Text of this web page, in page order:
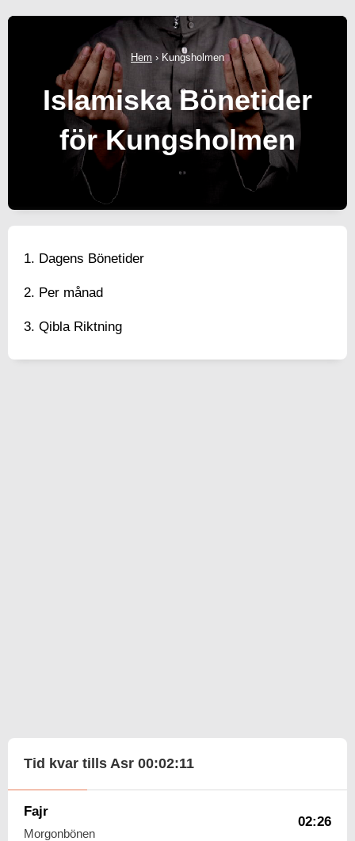
Hem › Kungsholmen
Islamiska Bönetider
för Kungsholmen
Dagens Bönetider
Per månad
Qibla Riktning
Tid kvar tills Asr 00:02:10
Fajr
Morgonbönen
02:26